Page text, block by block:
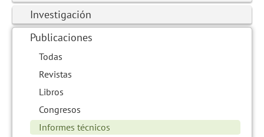
Investigación
Publicaciones
Todas
Revistas
Libros
Congresos
Informes técnicos